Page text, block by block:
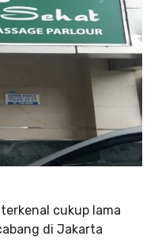
cukup lama
di Jakarta